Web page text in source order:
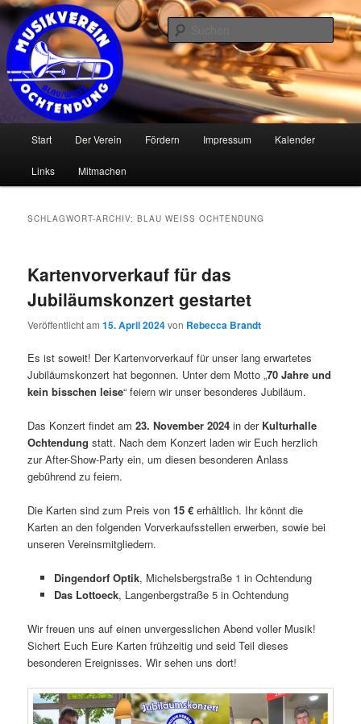
Zum
primären
Inhalt
springen
Zum
sekundären
Inhalt
springenwww.blau-weiss-ochtendung.de
Musikverein Blau / Weiss Ochtendung e.V.
Start Der Verein Fördern Impressum Kalender
Links Mitmachen
SCHLAGWORT-ARCHIV:BLAU WEISS OCHTENDUNG
Kartenvorverkauf für das
Jubiläumskonzert gestartet
Veröffentlicht am15. April 2024von Rebecca Brandt
Es ist soweit! Der Kartenvorverkauf für unser lang erwartetes
Jubiläumskonzert hat begonnen. Unter dem Motto „70 Jahre und
kein bisschen leise“ feiern wir unser besonderes Jubiläum.
Das Konzert findet am23. November 2024 in der Kulturhalle
Ochtendung statt. Nach dem Konzert laden wir Euch herzlich
zur After-Show-Party ein, um diesen besonderen Anlass
gebührend zu feiern.
Die Karten sind zum Preis von15 € erhältlich. Ihr könnt die
Karten an den folgenden Vorverkaufsstellen erwerben, sowie bei
unseren Vereinsmitgliedern.
Dingendorf Optik, Michelsbergstraße 1 in Ochtendung
Das Lottoeck, Langenbergstraße 5 in Ochtendung
Wir freuen uns auf einen unvergesslichen Abend voller Musik!
Sichert Euch Eure Karten frühzeitig und seid Teil dieses
besonderen Ereignisses. Wir sehen uns dort!